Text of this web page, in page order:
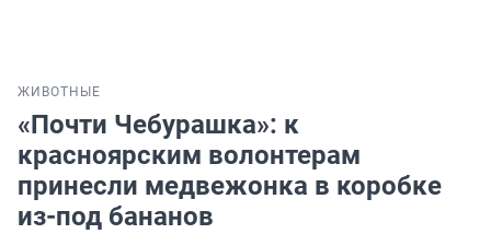
ЖИВОТНЫЕ
«Почти Чебурашка»: к
красноярским волонтерам
принесли медвежонка в коробке
из-под бананов